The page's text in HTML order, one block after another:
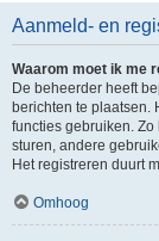
Aanmeld- en
Waarom moet ik me
De beheerder heeft
berichten te plaatsen.
functies gebruiken.
sturen, andere
Het registreren duurt
Omhoog